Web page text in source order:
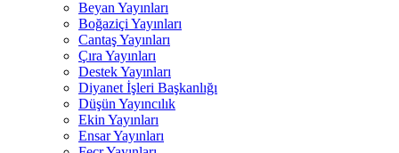
Beyan Yayınları
Boğaziçi Yayınları
Cantaş Yayınları
Çıra Yayınları
Destek Yayınları
Diyanet İşleri Başkanlığı
Düşün Yayıncılık
Ekin Yayınları
Ensar Yayınları